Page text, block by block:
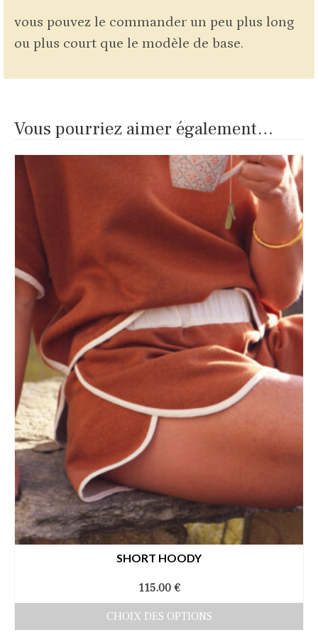
vous pouvez le commander un peu plus long
ou plus court que le modèle de base.
Vous pourriez aimer également…
SHORT HOODY
115.00 €
CHOIX DES OPTIONS